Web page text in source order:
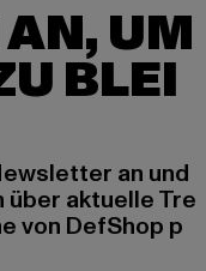
UM
BLEI
an und
aktuelle Tre
von DefShop p